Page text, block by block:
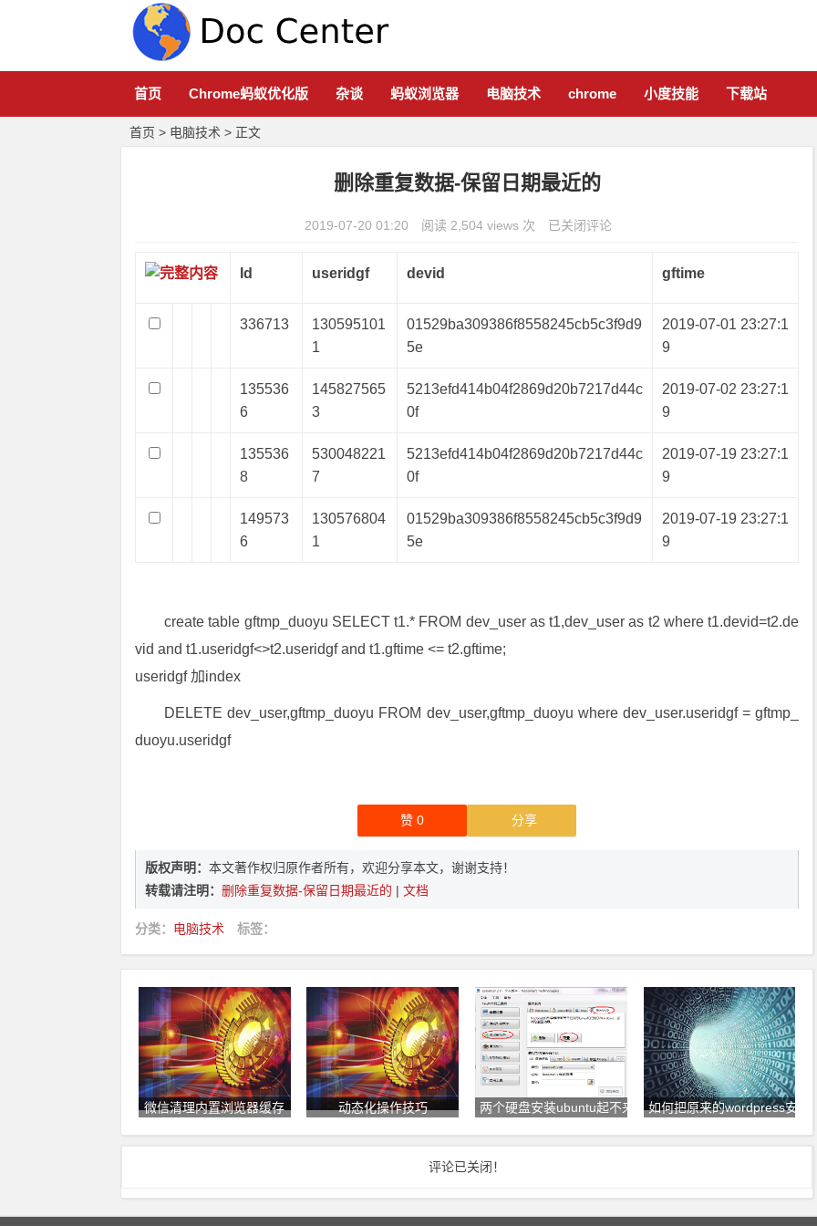
首页 Chrome蚂蚁优化版 杂谈 蚂蚁浏览器 电脑技术 chrome 小度技能 下载站
首页 > 电脑技术 > 正文
删除重复数据-保留日期最近的
2019-07-20 01:20 阅读 2,504 views 次 已关闭评论
Id useridgf devid gftime
336713
130595101
1
01529ba309386f8558245cb5c3f9d9
5e
2019-07-01 23:27:1
9
135536
6
145827565
3
5213efd414b04f2869d20b7217d44c
0f
2019-07-02 23:27:1
9
135536
8
530048221
7
5213efd414b04f2869d20b7217d44c
0f
2019-07-19 23:27:1
9
149573
6
130576804
1
01529ba309386f8558245cb5c3f9d9
5e
2019-07-19 23:27:1
9
create table gftmp_duoyu SELECT t1.* FROM dev_user as t1,dev_user as t2 where t1.devid=t2.de
vid and t1.useridgf<>t2.useridgf and t1.gftime <= t2.gftime;
useridgf 加index
DELETE dev_user,gftmp_duoyu FROM dev_user,gftmp_duoyu where dev_user.useridgf = gftmp_
duoyu.useridgf
赞 0 分享
版权声明： 本文著作权归原作者所有，欢迎分享本文，谢谢支持！
转载请注明： 删除重复数据-保留日期最近的 | 文档
分类： 电脑技术 标签：
微信清理内置浏览器缓存 动态化操作技巧 两个硬盘安装ubuntu起不来 如何把原来的wordpress安装
评论已关闭！